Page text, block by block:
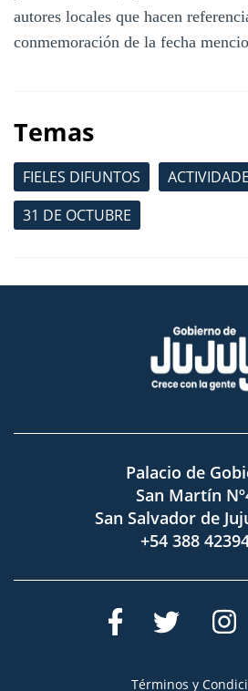
autores locales que hacen
conmemoración de la fecha
Temas
FIELES DIFUNTOS
31 DE OCTUBRE
Palacio de
San Martín
San Salvador de
+54 388
Términos y